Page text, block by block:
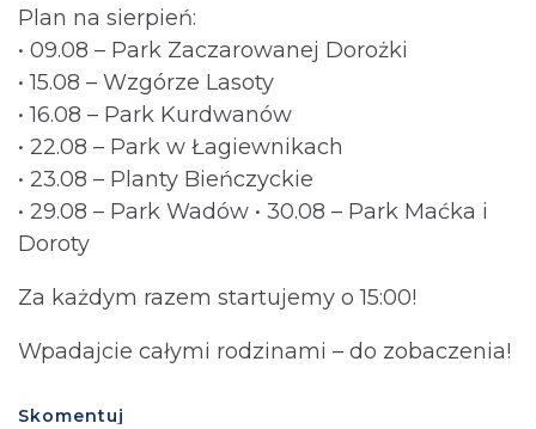
Plan na sierpień:
• 09.08 – Park Zaczarowanej Dorożki
• 15.08 – Wzgórze Lasoty
• 16.08 – Park Kurdwanów
• 22.08 – Park w Łagiewnikach
• 23.08 – Planty Bieńczyckie
• 29.08 – Park Wadów • 30.08 – Park Maćka i
Doroty
Za każdym razem startujemy o 15:00!
Wpadajcie całymi rodzinami – do zobaczenia!
Skomentuj